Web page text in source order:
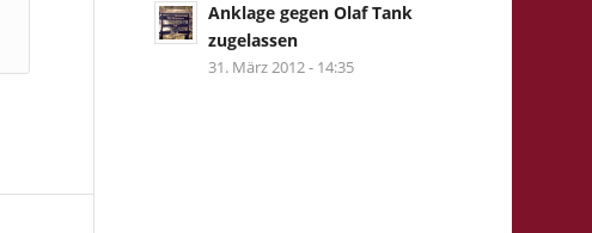
Anklage gegen Olaf Tank
zugelassen
31. März 2012 - 14:35